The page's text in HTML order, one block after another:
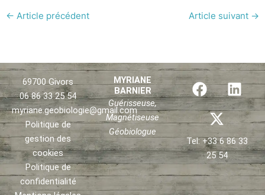
← Article précédent Article suivant →
69700 Givors
06 86 33 25 54
myriane.geobiologie@gmail.com
Politique de
gestion des
cookies
Politique de
confidentialité
MYRIANE
BARNIER
Guérisseuse,
Magnétiseuse
Géobiologue
F
a
c
e
b
o
o
k
L
i
n
k
e
d
i
n
X
-
t
w
i
t
t
Tel: +33 6 86 33
25 54